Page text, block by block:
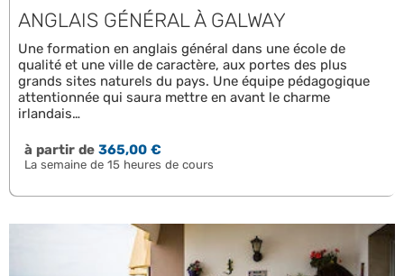
ANGLAIS GÉNÉRAL À GALWAY
Une formation en anglais général dans une école de
qualité et une ville de caractère, aux portes des plus
grands sites naturels du pays. Une équipe pédagogique
attentionnée qui saura mettre en avant le charme
irlandais…
à partir de365,00 €
La semaine de 15 heures de cours